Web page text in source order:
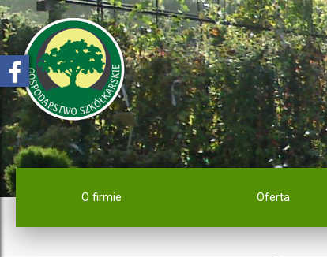
O firmie Oferta